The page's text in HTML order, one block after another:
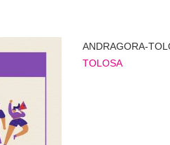
ANDRAGORA-
TOLOSA